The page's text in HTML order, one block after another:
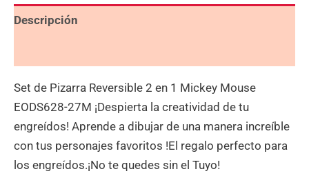
Descripción
Set de Pizarra Reversible 2 en 1 Mickey Mouse
EODS628-27M ¡Despierta la creatividad de tu
engreídos! Aprende a dibujar de una manera increíble
con tus personajes favoritos !El regalo perfecto para
los engreídos.¡No te quedes sin el Tuyo!